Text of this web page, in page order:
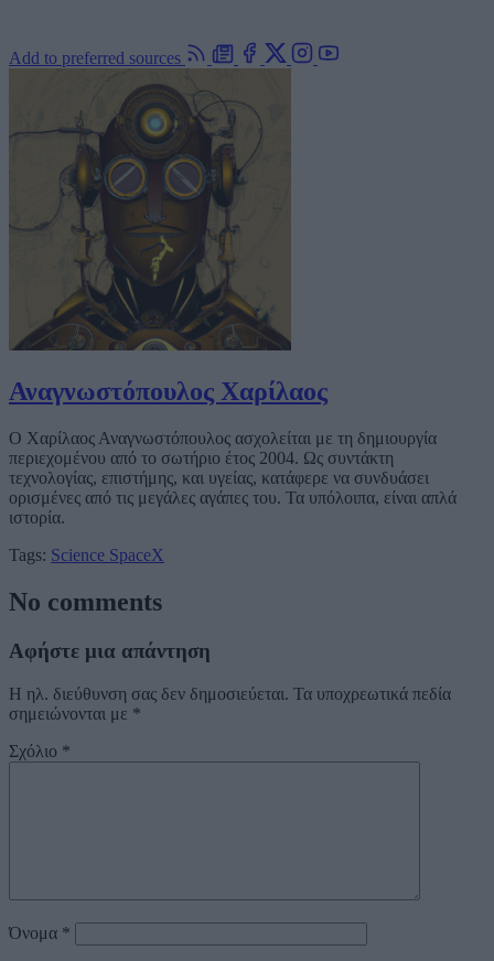
Add to preferred sources
Αναγνωστόπουλος Χαρίλαος
Ο Χαρίλαος Αναγνωστόπουλος ασχολείται με τη δημιουργία
περιεχομένου από το σωτήριο έτος 2004. Ως συντάκτη
τεχνολογίας, επιστήμης, και υγείας, κατάφερε να συνδυάσει
ορισμένες από τις μεγάλες αγάπες του. Τα υπόλοιπα, είναι απλά
ιστορία.
Tags: Science SpaceX
No comments
Αφήστε μια απάντηση
Η ηλ. διεύθυνση σας δεν δημοσιεύεται. Τα υποχρεωτικά πεδία
σημειώνονται με *
Σχόλιο *
Όνομα *